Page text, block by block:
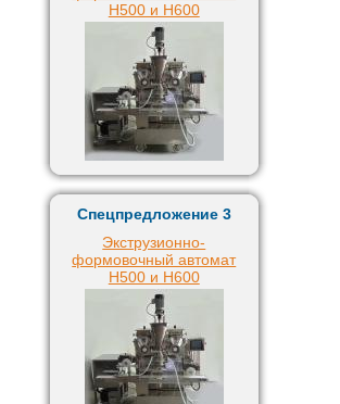
H500 и H600
Спецпредложение 3
Экструзионно-
формовочный автомат
H500 и H600